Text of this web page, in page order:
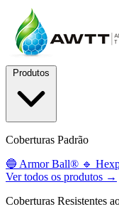
Coberturas Padrão
🔵 Armor Ball® 🔹
Ver todos os produtos →
Coberturas Resistentes